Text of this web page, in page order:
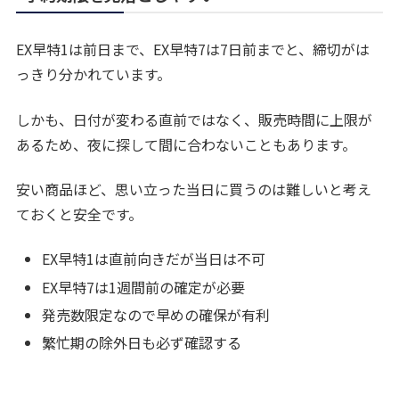
EX早特1は前日まで、EX早特7は7日前までと、締切がは
っきり分かれています。
しかも、日付が変わる直前ではなく、販売時間に上限が
あるため、夜に探して間に合わないこともあります。
安い商品ほど、思い立った当日に買うのは難しいと考え
ておくと安全です。
EX早特1は直前向きだが当日は不可
EX早特7は1週間前の確定が必要
発売数限定なので早めの確保が有利
繁忙期の除外日も必ず確認する